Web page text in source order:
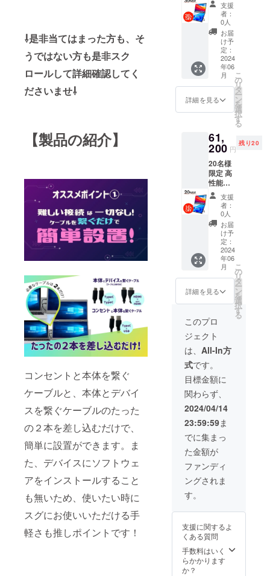
⇩是非当てはまった方も、そ
うではない方も是非スク
ロールして詳細確認してく
ださいませ⇩
【製品の紹介】
コンセントと本体を繋ぐ
ケーブルと、本体とデバイ
スを繋ぐケーブルのたった
の２本を差し込むだけで、
簡単に設置ができます。ま
た、デバイスにソフトウェ
アをインストールすること
も無いため、使いたい時に
スグにお使いいただける手
軽さも推しポイントです！
ル(電源
用) ・
TypeC-
TypeC
ケーブ
ル(拡張/
複製) ・
HDMI-
miniHD
MIケー
様】 画
面サイ
15.6イ
ンチ×2
枚 商品
のサイ
ズ：
360x22
7x157
㎜ アス
ペクト
比：
16：9
色：
1670万
視野
角：H：
V：
対比：
1000：
域：
72％
NTSC
スク
リーン
ル：
1080P
IPS 製
品重
1588g
1920×1
080 色
温度：
6500K
リフ
レッ
ニター
×1個 一
般販売
予定価
格：
68,000
円（税
込）
→20％
OFF
【製品
アダプ
ター ・
TypeC‐
USB
ケーブ
ル(電源
用) ・
TypeC-
TypeC
ケーブ
ル(拡張/
複製) ・
HDMI-
miniHD
MIケー
ブル(複
製) 【商
面サイ
15.6イ
ンチ×2
枚 商品
のサイ
ズ：
360x22
7x157
㎜ アス
比：
16：9
色：
1670万
視野
角：H：
89°/89°
対比：
1000：
1 色
域：
72％
NTSC
支援
者：
0人
お届
け予
定：
2024
年06
月
詳細を見る
こ
の
リ
タ
ー
ン
を
選
択
す
る
61,
200 円
残り20
20名様
限定 高
性能マ
ルチモ
ニター
×1個 一
般販売
予定価
格：
68,000
円（税
込）
→10％
OFF
【製品
・電源
アダプ
ター ・
TypeC‐
USB
ケーブ
ル(電源
用) ・
TypeC-
TypeC
ケーブ
ル(拡張/
複製) ・
HDMI-
miniHD
MIケー
ブル(複
製) 【商
面サイ
15.6イ
ンチ×2
枚 商品
のサイ
支援
者：
0人
お届
け予
定：
2024
年06
月
詳細を見る
こ
の
リ
タ
ー
ン
を
選
択
す
る
このプロ
ジェクト
は、 All-In方
式です。
目標金額に
関わらず、
2024/04/14
23:59:59ま
でに集まっ
た金額が
ファンディ
ングされま
す。
支援に関するよ
くある質問
手数料はいく
らかかります
か？